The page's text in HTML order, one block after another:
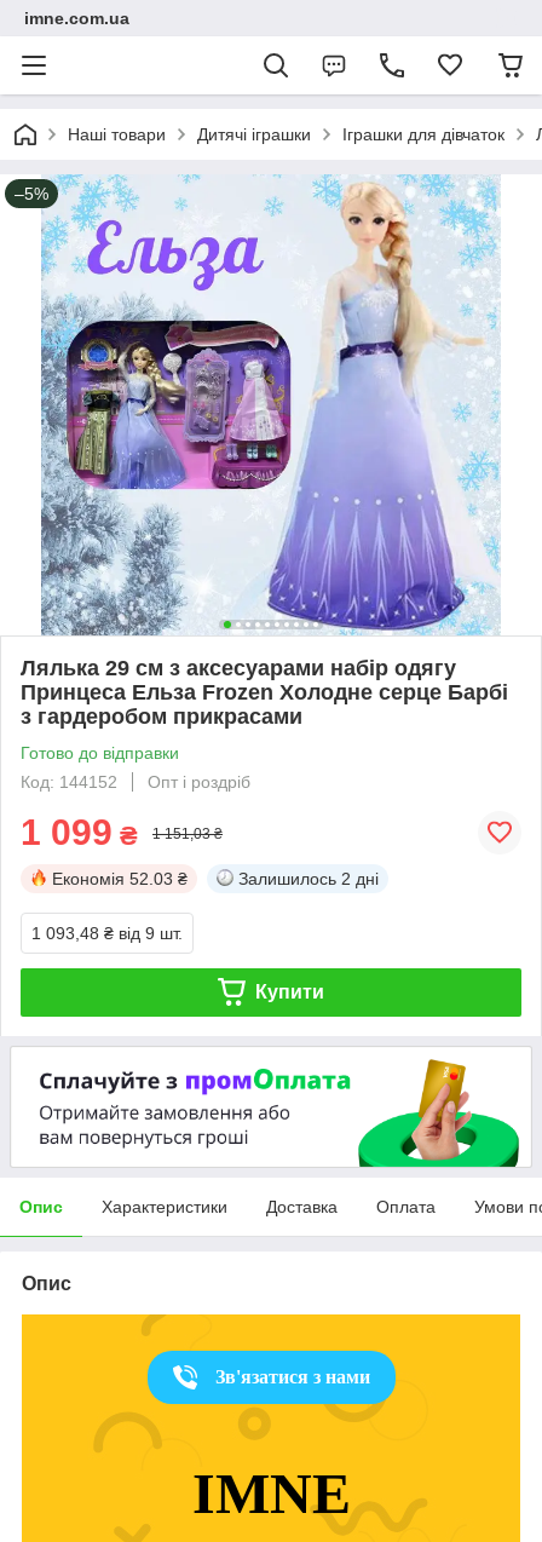
imne.com.ua
Наші товари Дитячі іграшки Іграшки для дівчаток
–5%
Лялька 29 см з аксесуарами набір одягу
Принцеса Ельза Frozen Холодне серце Барбі
з гардеробом прикрасами
Готово до відправки
Код: 144152
Опт і роздріб
1 099 ₴ 1 151,03 ₴
Економія 52.03 ₴ Залишилось 2 дні
1 093,48 ₴ від 9 шт.
Купити
Опис Характеристики Доставка Оплата Умови
Опис
Зв'язатися з нами
IMNE